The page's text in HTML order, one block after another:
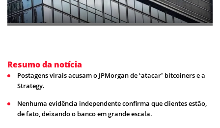
Resumo da notícia
Postagens virais acusam o JPMorgan de ‘atacar’ bitcoiners e a
Strategy.
Nenhuma evidência independente confirma que clientes estão,
de fato, deixando o banco em grande escala.